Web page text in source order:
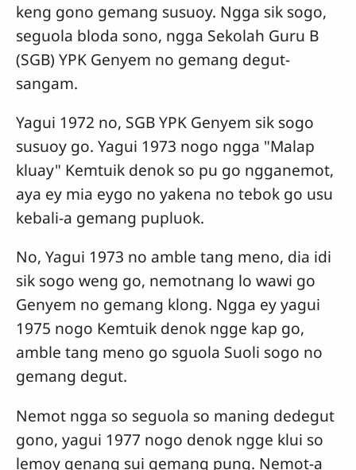
keng gono gemang susuoy. Ngga sik sogo,
seguola bloda sono, ngga Sekolah Guru B
(SGB) YPK Genyem no gemang degut-
sangam.
Yagui 1972 no, SGB YPK Genyem sik sogo
susuoy go. Yagui 1973 nogo ngga "Malap
kluay" Kemtuik denok so pu go ngganemot,
aya ey mia eygo no yakena no tebok go usu
kebali-a gemang pupluok.
No, Yagui 1973 no amble tang meno, dia idi
sik sogo weng go, nemotnang lo wawi go
Genyem no gemang klong. Ngga ey yagui
1975 nogo Kemtuik denok ngge kap go,
amble tang meno go sguola Suoli sogo no
gemang degut.
Nemot ngga so seguola so maning dedegut
gono, yagui 1977 nogo denok ngge klui so
lemoy genang sui gemang pung. Nemot-a